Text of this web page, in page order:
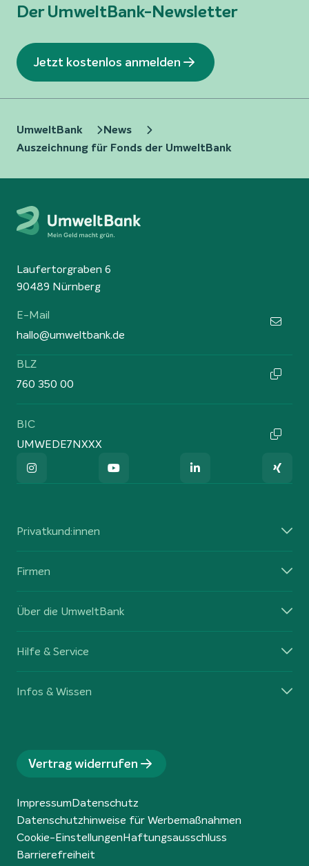
Der UmweltBank-Newsletter
Jetzt kostenlos anmelden
UmweltBank
News
Auszeichnung für Fonds der UmweltBank
Laufertorgraben 6
90489 Nürnberg
E-Mail
hallo@umweltbank.de
BLZ
760 350 00
BIC
UMWEDE7NXXX
Privatkund:innen
Firmen
Über die UmweltBank
Hilfe & Service
Infos & Wissen
Vertrag widerrufen
ImpressumDatenschutz
Datenschutzhinweise für Werbemaßnahmen
Cookie-EinstellungenHaftungsausschluss
Barrierefreiheit